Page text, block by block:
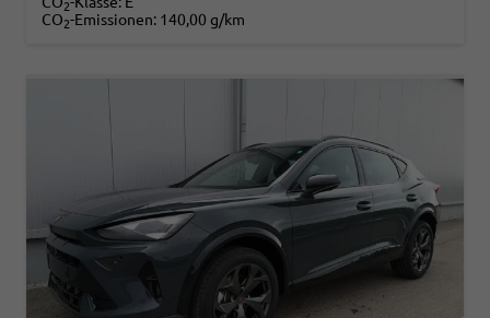
2
CO2-Emissionen: 140,00 g/km